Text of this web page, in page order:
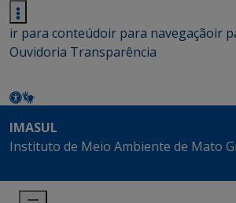
ir para conteúdoir para navegaçãoir
Ouvidoria Transparência
IMASUL
Instituto de Meio Ambiente de Mato